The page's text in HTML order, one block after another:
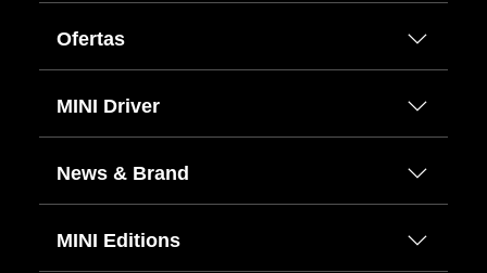
Ofertas
MINI Driver
News & Brand
MINI Editions